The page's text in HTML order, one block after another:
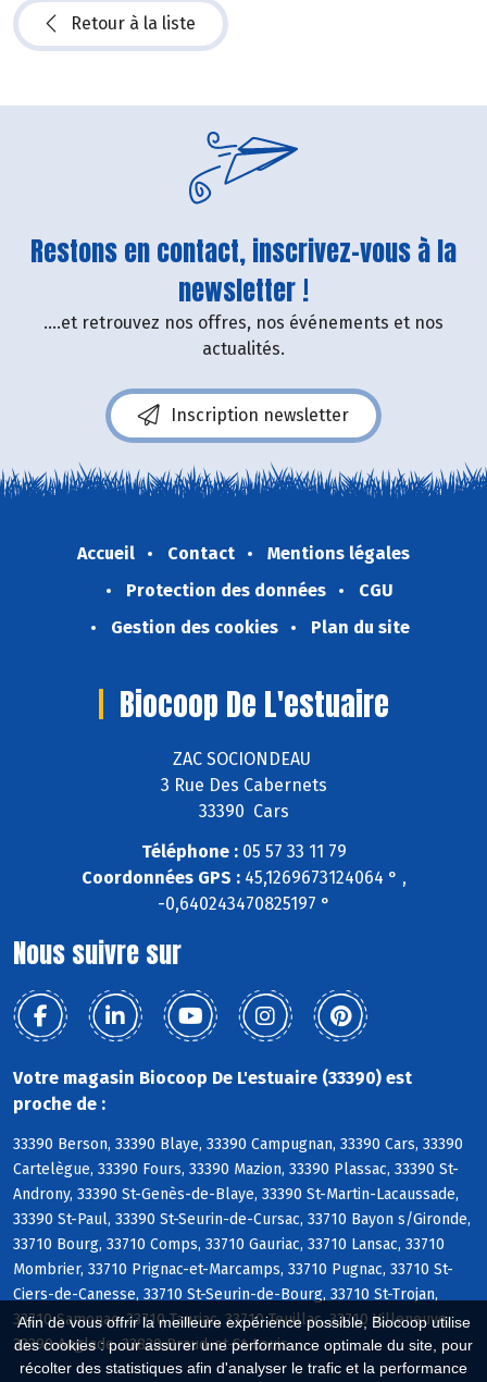
Afin de vous offrir la meilleure expérience possible, Biocoop utilise
des cookies : pour assurer une performance optimale du site, pour
récolter des statistiques afin d'analyser le trafic et la performance
Retour à la liste
Restons en contact, inscrivez-vous à la
newsletter !
....et retrouvez nos offres, nos événements et nos
actualités.
Inscription newsletter
Accueil Contact
Mentions légales
Protection des données
CGU
Gestion des cookies
Plan du site
Biocoop De L'estuaire
ZAC SOCIONDEAU
3 Rue Des Cabernets
33390 Cars
Téléphone :05 57 33 11 79
Coordonnées GPS :45,1269673124064 ° ,
-0,640243470825197 °
Nous suivre sur
Votre magasin Biocoop De L'estuaire (33390) est
proche de :
33390 Berson, 33390 Blaye, 33390 Campugnan, 33390 Cars, 33390
Cartelègue, 33390 Fours, 33390 Mazion, 33390 Plassac, 33390 St-
Androny, 33390 St-Genès-de-Blaye, 33390 St-Martin-Lacaussade,
33390 St-Paul, 33390 St-Seurin-de-Cursac, 33710 Bayon s/Gironde,
33710 Bourg, 33710 Comps, 33710 Gauriac, 33710 Lansac, 33710
Mombrier, 33710 Prignac-et-Marcamps, 33710 Pugnac, 33710 St-
Ciers-de-Canesse, 33710 St-Seurin-de-Bourg, 33710 St-Trojan,
33710 Samonac, 33710 Tauriac, 33710 Teuillac, 33710 Villeneuve,
33390 Anglade, 33820 Braud-et-St-Louis